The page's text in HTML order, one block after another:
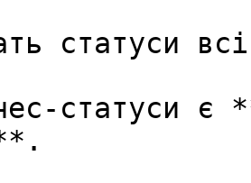
статуси
статуси є